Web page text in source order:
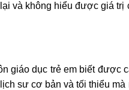
và không hiểu được giá
giáo dục trẻ em biết được
sư cơ bản và tối thiểu